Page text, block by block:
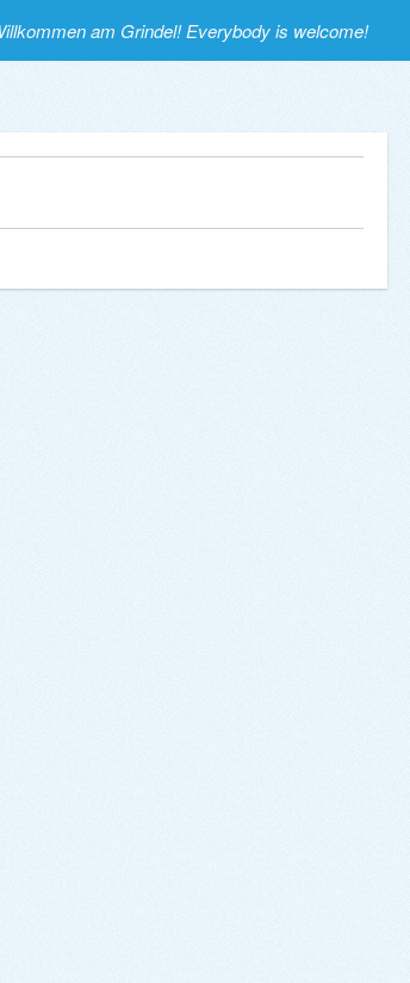
am Grindel! Everybody is welcome!